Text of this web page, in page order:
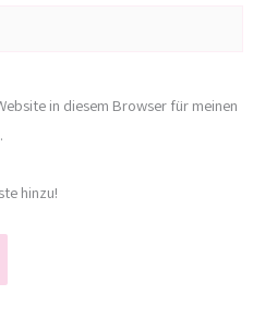
in diesem Browser für meinen
hinzu!